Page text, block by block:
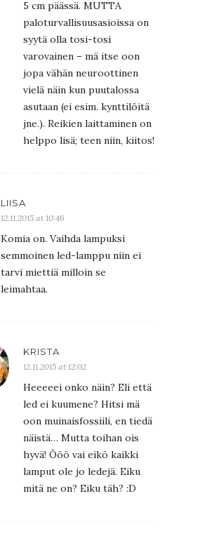
5 cm päässä. MUTTA
paloturvallisuusasioissa on
syytä olla tosi-tosi
varovainen – mä itse oon
jopa vähän neuroottinen
vielä näin kun puutalossa
asutaan (ei esim. kynttilöitä
jne.). Reikien laittaminen on
helppo lisä; teen niin, kiitos!
LIISA
12.11.2015 at 10:46
Komia on. Vaihda lampuksi
semmoinen led-lamppu niin ei
tarvi miettiä milloin se
leimahtaa.
KRISTA
12.11.2015 at 12:02
Heeeeei onko näin? Eli että
led ei kuumene? Hitsi mä
oon muinaisfossiili, en tiedä
näistä… Mutta toihan ois
hyvä! Ööö vai eikö kaikki
lamput ole jo ledejä. Eiku
mitä ne on? Eiku täh? :D